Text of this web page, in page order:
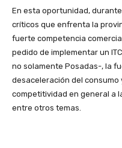
En esta oportunidad,
críticos que enfrenta la
fuerte competencia
pedido de implementar un
no solamente Posadas-, la
desaceleración del
competitividad en general a
entre otros temas.